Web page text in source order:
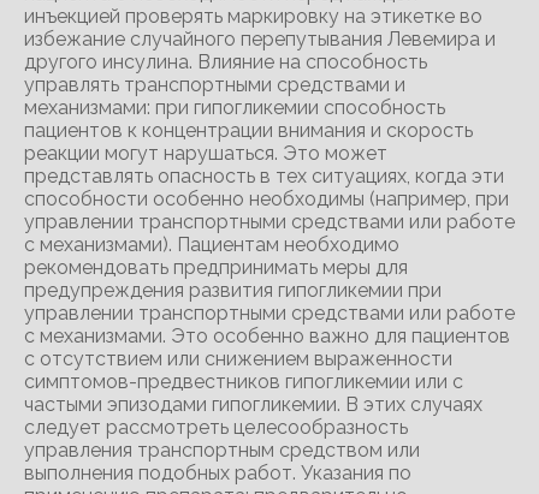
инъекцией проверять маркировку на этикетке во
избежание случайного перепутывания Левемира и
другого инсулина. Влияние на способность
управлять транспортными средствами и
механизмами: при гипогликемии способность
пациентов к концентрации внимания и скорость
реакции могут нарушаться. Это может
представлять опасность в тех ситуациях, когда эти
способности особенно необходимы (например, при
управлении транспортными средствами или работе
с механизмами). Пациентам необходимо
рекомендовать предпринимать меры для
предупреждения развития гипогликемии при
управлении транспортными средствами или работе
с механизмами. Это особенно важно для пациентов
с отсутствием или снижением выраженности
симптомов-предвестников гипогликемии или с
частыми эпизодами гипогликемии. В этих случаях
следует рассмотреть целесообразность
управления транспортным средством или
выполнения подобных работ. Указания по